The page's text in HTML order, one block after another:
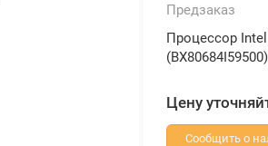
Предзаказ
Процессор
(BX80684I59500)
Цену
Сообщить о